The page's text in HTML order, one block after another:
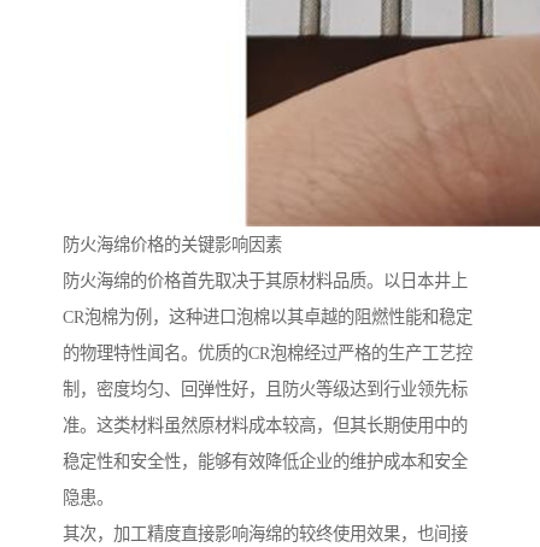
防火海绵价格的关键影响因素
防火海绵的价格首先取决于其原材料品质。以日本井上
CR泡棉为例，这种进口泡棉以其卓越的阻燃性能和稳定
的物理特性闻名。优质的CR泡棉经过严格的生产工艺控
制，密度均匀、回弹性好，且防火等级达到行业领先标
准。这类材料虽然原材料成本较高，但其长期使用中的
稳定性和安全性，能够有效降低企业的维护成本和安全
隐患。
其次，加工精度直接影响海绵的较终使用效果，也间接